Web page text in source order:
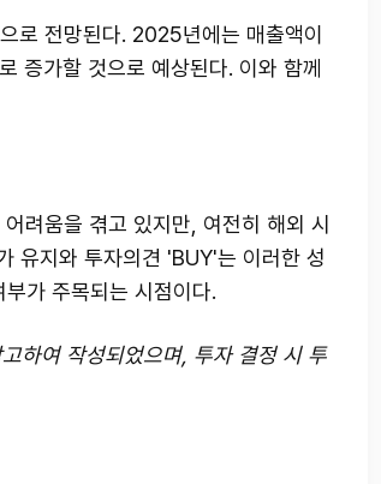
전망된다. 2025년에는 매출액이
증가할 것으로 예상된다. 이와 함께
려움을 겪고 있지만, 여전히 해외 시
유지와 투자의견 'BUY'는 이러한 성
가 주목되는 시점이다.
하여 작성되었으며, 투자 결정 시 투